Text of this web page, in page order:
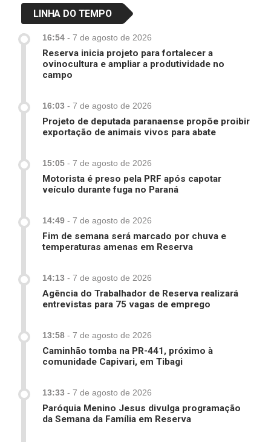
LINHA DO TEMPO
16:54 - 7 de agosto de 2026
Reserva inicia projeto para fortalecer a
ovinocultura e ampliar a produtividade no
campo
16:03 - 7 de agosto de 2026
Projeto de deputada paranaense propõe proibir
exportação de animais vivos para abate
15:05 - 7 de agosto de 2026
Motorista é preso pela PRF após capotar
veículo durante fuga no Paraná
14:49 - 7 de agosto de 2026
Fim de semana será marcado por chuva e
temperaturas amenas em Reserva
14:13 - 7 de agosto de 2026
Agência do Trabalhador de Reserva realizará
entrevistas para 75 vagas de emprego
13:58 - 7 de agosto de 2026
Caminhão tomba na PR-441, próximo à
comunidade Capivari, em Tibagi
13:33 - 7 de agosto de 2026
Paróquia Menino Jesus divulga programação
da Semana da Família em Reserva